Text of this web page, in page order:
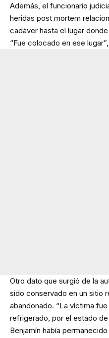
Además, el funcionario
heridas post mortem
cadáver hasta el lugar
“Fue colocado en ese
Otro dato que surgió de la
sido conservado en un sitio
abandonado. “La víctima
refrigerado, por el estado
Benjamín había